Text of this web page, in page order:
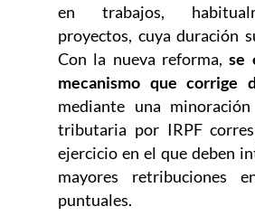
en trabajos,
proyectos, cuya duración
Con la nueva reforma,se
mecanismo que corrige
mediante una
tributaria por IRPF
ejercicio en el que deben
mayores retribuciones
puntuales.